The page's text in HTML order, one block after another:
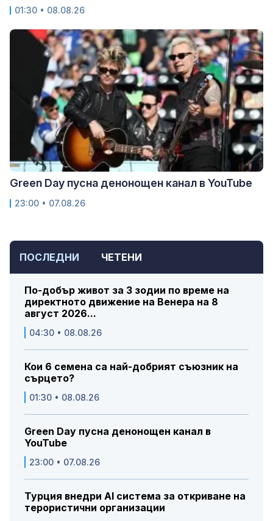
ПОСЛЕДНИ ЧЕТЕНИ
По-добър живот за 3 зодии по време на
директното движение на Венера на 8
август 2026...
04:30 • 08.08.26
Кои 6 семена са най-добрият съюзник на
сърцето?
01:30 • 08.08.26
Green Day пусна денонощен канал в
YouTube
23:00 • 07.08.26
Турция внедри AI система за откриване на
терористични организации
01:30 • 08.08.26
Green Day пусна денонощен канал в YouTube
23:00 • 07.08.26